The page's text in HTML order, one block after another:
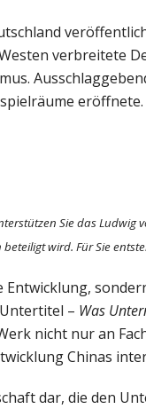
verbreitete
eröffnete.
Sie das Ludwig
wird. Für Sie
– Was
nicht nur an
Chinas
dar, die den